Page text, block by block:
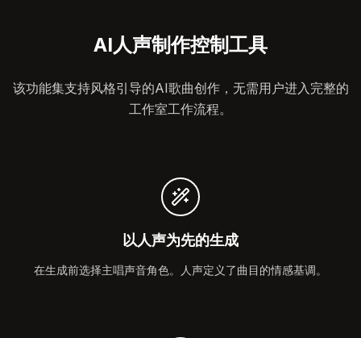
AI人声制作控制工具
该功能集支持风格引导的AI歌曲创作，无需用户进入完整的
工作室工作流程。
以人声为先的生成
在生成前选择主唱声音角色。人声定义了曲目的情感基调。